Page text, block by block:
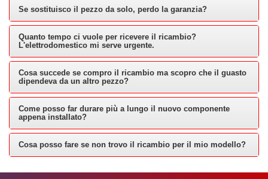
Se sostituisco il pezzo da solo, perdo la garanzia?
Quanto tempo ci vuole per ricevere il ricambio?
L'elettrodomestico mi serve urgente.
Cosa succede se compro il ricambio ma scopro che il guasto
dipendeva da un altro pezzo?
Come posso far durare più a lungo il nuovo componente
appena installato?
Cosa posso fare se non trovo il ricambio per il mio modello?